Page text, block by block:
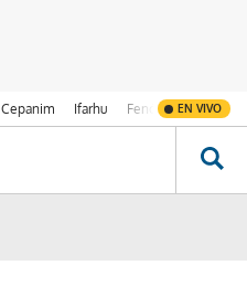
Cepanim Ifarhu Fenómeno de El
EN VIVO